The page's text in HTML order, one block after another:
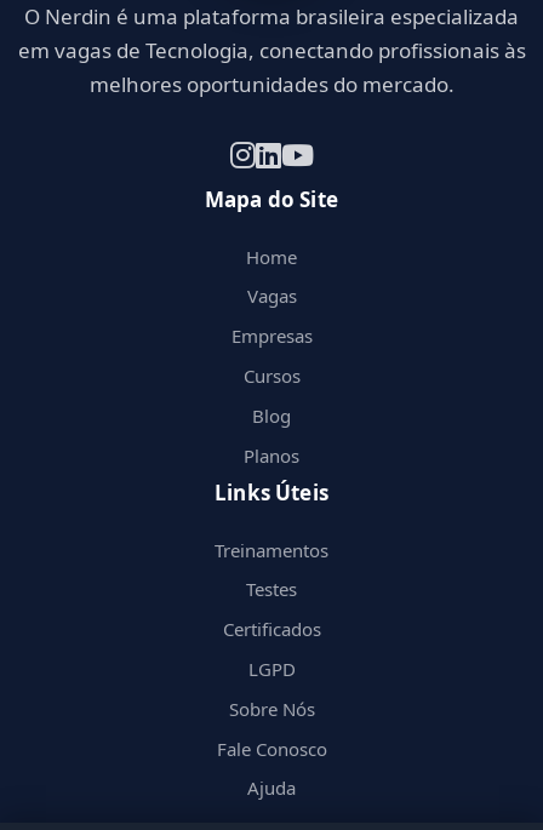
O Nerdin é uma plataforma brasileira especializada
em vagas de Tecnologia, conectando profissionais às
melhores oportunidades do mercado.
Mapa do Site
Home
Vagas
Empresas
Cursos
Blog
Planos
Links Úteis
Treinamentos
Testes
Certificados
LGPD
Sobre Nós
Fale Conosco
Ajuda